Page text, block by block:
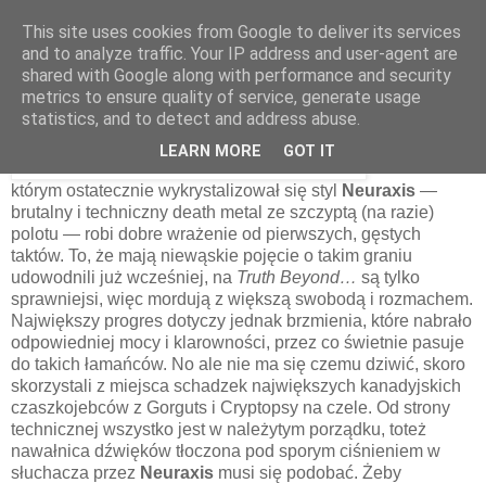
8 lipca 2014
Neuraxis – Truth Beyond... [2002]
którym ostatecznie wykrystalizował się styl
Neuraxis —
brutalny i techniczny death metal ze szczyptą (na razie)
polotu — robi dobre wrażenie od pierwszych, gęstych
taktów. To, że mają niewąskie pojęcie o takim graniu
udowodnili już wcześniej, na Truth Beyond… są tylko
sprawniejsi, więc mordują z większą swobodą i rozmachem.
Największy progres dotyczy jednak brzmienia, które nabrało
odpowiedniej mocy i klarowności, przez co świetnie pasuje
do takich łamańców. No ale nie ma się czemu dziwić, skoro
skorzystali z miejsca schadzek największych kanadyjskich
czaszkojebców z Gorguts i Cryptopsy na czele. Od strony
technicznej wszystko jest w należytym porządku, toteż
nawałnica dźwięków tłoczona pod sporym ciśnieniem w
słuchacza przez Neuraxis musi się podobać. Żeby
This site uses cookies from Google to deliver its services
and to analyze traffic. Your IP address and user-agent are
shared with Google along with performance and security
metrics to ensure quality of service, generate usage
statistics, and to detect and address abuse.
LEARN MORE GOT IT